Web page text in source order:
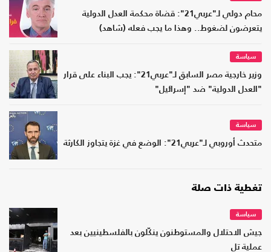
محام دولي لـ"عربي21": قضاة محكمة العدل الدولية
يتعرضون لضغوط.. وهذا ما يجب فعله (شاهد)
سياسة
وزير خارجية مصر السابق لـ"عربي21": يجب البناء على قرار
"العدل الدولية" ضد "إسرائيل"
سياسة
متحدث أوروبي لـ"عربي21": الوضع في غزة يتجاوز الكارثة
تغطية ذات صلة
سياسة
جيش الاحتلال والمستوطنون ينكّلون بالفلسطينيين بعد
عملية تل